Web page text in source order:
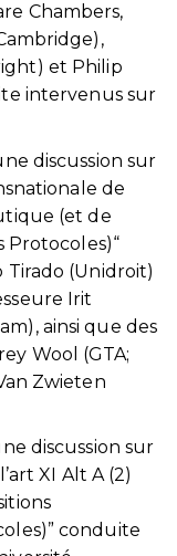
Chambers,
et Philip
intervenus sur
discussion sur
de
(et de
Protocoles)“
Tirado (Unidroit)
Irit
ainsi que des
Wool (GTA;
Zwieten
discussion sur
XI Alt A (2)
conduite